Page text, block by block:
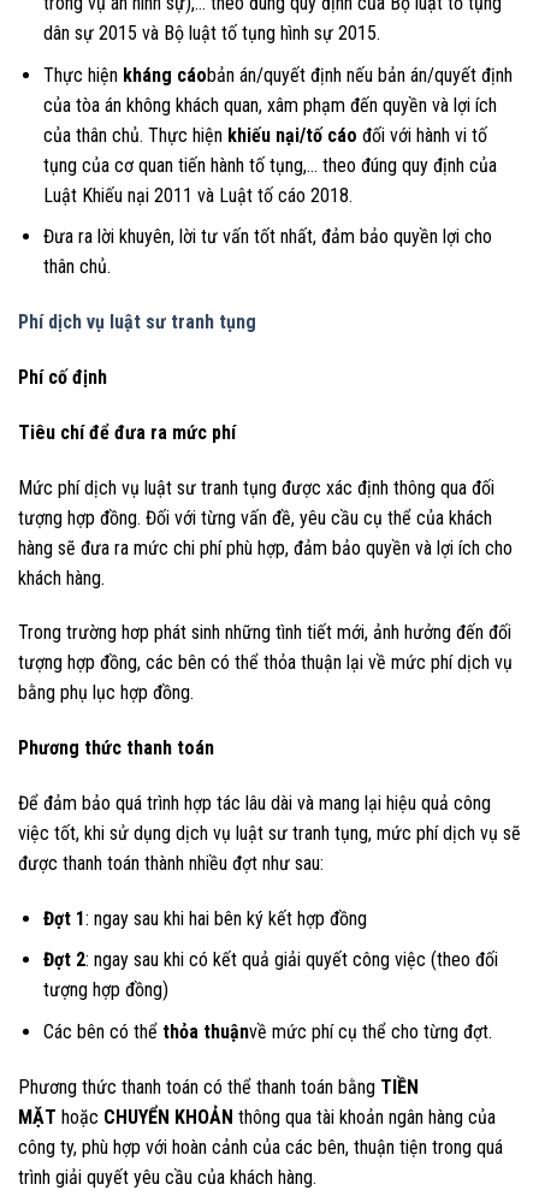
dân sự 2015 và Bộ luật tố tụng hình sự 2015.
Thực hiện kháng cáobản án/quyết định nếu bản án/quyết định
của tòa án không khách quan, xâm phạm đến quyền và lợi ích
của thân chủ. Thực hiện khiếu nại/tố cáo đối với hành vi tố
tụng của cơ quan tiến hành tố tụng,… theo đúng quy định của
Luật Khiếu nại 2011 và Luật tố cáo 2018.
Đưa ra lời khuyên, lời tư vấn tốt nhất, đảm bảo quyền lợi cho
thân chủ.
Phí dịch vụ luật sư tranh tụng
Phí cố định
Tiêu chí để đưa ra mức phí
Mức phí dịch vụ luật sư tranh tụng được xác định thông qua đối
tượng hợp đồng. Đối với từng vấn đề, yêu cầu cụ thể của khách
hàng sẽ đưa ra mức chi phí phù hợp, đảm bảo quyền và lợi ích cho
khách hàng.
Trong trường hơp phát sinh những tình tiết mới, ảnh hưởng đến đối
tượng hợp đồng, các bên có thể thỏa thuận lại về mức phí dịch vụ
bằng phụ lục hợp đồng.
Phương thức thanh toán
Để đảm bảo quá trình hợp tác lâu dài và mang lại hiệu quả công
việc tốt, khi sử dụng dịch vụ luật sư tranh tụng, mức phí dịch vụ sẽ
được thanh toán thành nhiều đợt như sau:
Đợt 1: ngay sau khi hai bên ký kết hợp đồng
Đợt 2: ngay sau khi có kết quả giải quyết công việc (theo đối
tượng hợp đồng)
Các bên có thể thỏa thuậnvề mức phí cụ thể cho từng đợt.
Phương thức thanh toán có thể thanh toán bằng TIỀN
MẶT hoặc CHUYỂN KHOẢN thông qua tài khoản ngân hàng của
công ty, phù hợp với hoàn cảnh của các bên, thuận tiện trong quá
trình giải quyết yêu cầu của khách hàng.